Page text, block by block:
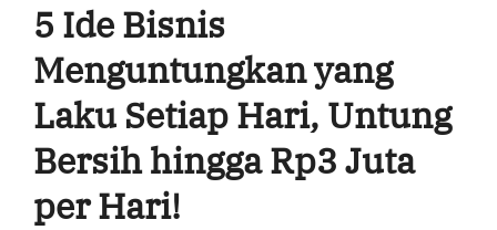
5 Ide Bisnis
Menguntungkan yang
Laku Setiap Hari, Untung
Bersih hingga Rp3 Juta
per Hari!